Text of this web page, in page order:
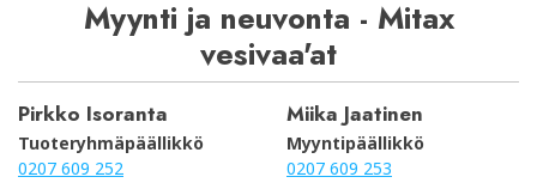
Myynti ja neuvonta - Mitax
vesivaa'at
Pirkko Isoranta
Tuoteryhmäpäällikkö
0207 609 252
Miika Jaatinen
Myyntipäällikkö
0207 609 253